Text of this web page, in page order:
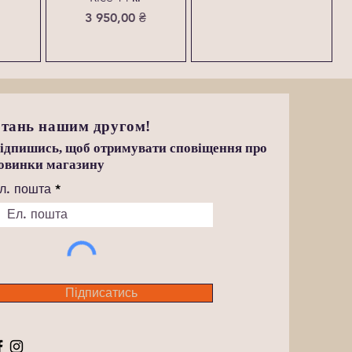
Ціна
3 950,00 ₴
нашим другом!
щоб отримувати сповіщення про
магазину
пошта
Підписатись